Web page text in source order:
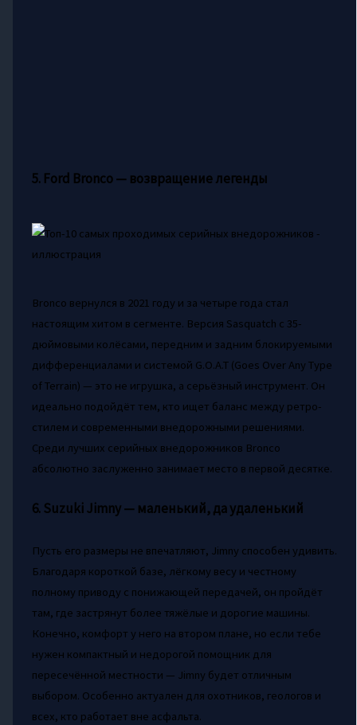
5. Ford Bronco — возвращение легенды
Bronco вернулся в 2021 году и за четыре года стал
настоящим хитом в сегменте. Версия Sasquatch с 35-
дюймовыми колёсами, передним и задним блокируемыми
дифференциалами и системой G.O.A.T (Goes Over Any Type
of Terrain) — это не игрушка, а серьёзный инструмент. Он
идеально подойдёт тем, кто ищет баланс между ретро-
стилем и современными внедорожными решениями.
Среди лучших серийных внедорожников Bronco
абсолютно заслуженно занимает место в первой десятке.
6. Suzuki Jimny — маленький, да удаленький
Пусть его размеры не впечатляют, Jimny способен удивить.
Благодаря короткой базе, лёгкому весу и честному
полному приводу с понижающей передачей, он пройдёт
там, где застрянут более тяжёлые и дорогие машины.
Конечно, комфорт у него на втором плане, но если тебе
нужен компактный и недорогой помощник для
пересечённой местности — Jimny будет отличным
выбором. Особенно актуален для охотников, геологов и
всех, кто работает вне асфальта.